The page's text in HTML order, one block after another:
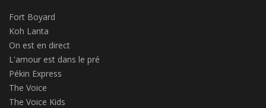
Fort Boyard
Koh Lanta
On est en direct
L'amour est dans le pré
Pékin Express
The Voice
The Voice Kids